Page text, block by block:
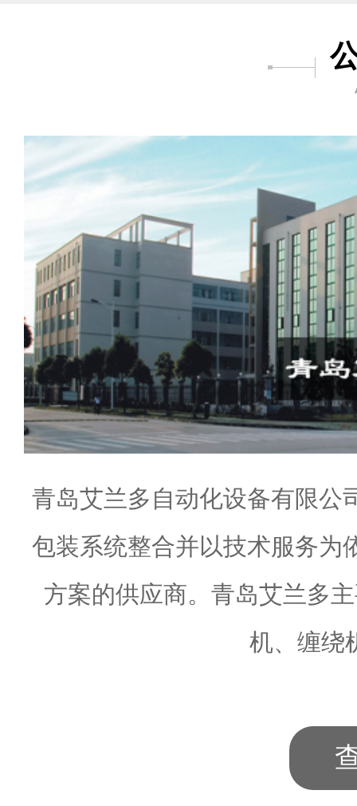
青岛艾兰多自动化设备有限公
包装系统整合并以技术服务为
方案的供应商。青岛艾兰多
机、缠绕